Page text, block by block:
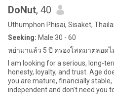
DoNut, 40
Uthumphon Phisai, Sisaket,
Seeking: Male 30 - 60
หย่ามาแล้ว 5 ปี ครองโสดมาตลอดไ
I am looking for a serious, long-
honesty, loyalty, and trust. Age
you are mature, financially
independent and don’t need you